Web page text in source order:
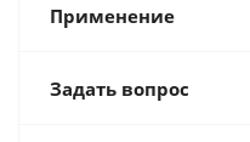
Применение
Задать вопрос